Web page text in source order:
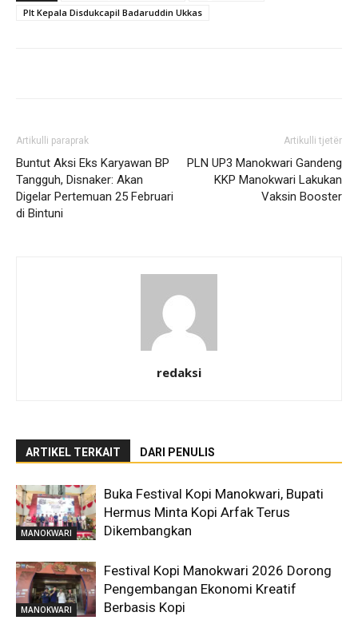
Plt Kepala Disdukcapil Badaruddin Ukkas
Artikulli paraprak
Buntut Aksi Eks Karyawan BP
Tangguh, Disnaker: Akan
Digelar Pertemuan 25 Februari
di Bintuni
Artikulli tjetër
PLN UP3 Manokwari Gandeng
KKP Manokwari Lakukan
Vaksin Booster
redaksi
ARTIKEL TERKAIT DARI PENULIS
MANOKWARI
Buka Festival Kopi Manokwari, Bupati
Hermus Minta Kopi Arfak Terus
Dikembangkan
MANOKWARI
Festival Kopi Manokwari 2026 Dorong
Pengembangan Ekonomi Kreatif
Berbasis Kopi